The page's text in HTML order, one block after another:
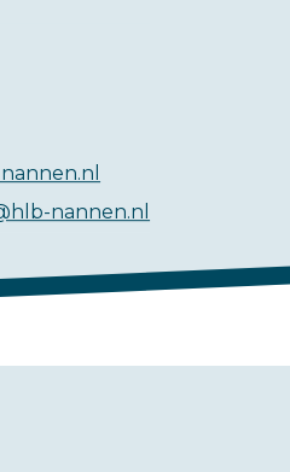
nannen.nl